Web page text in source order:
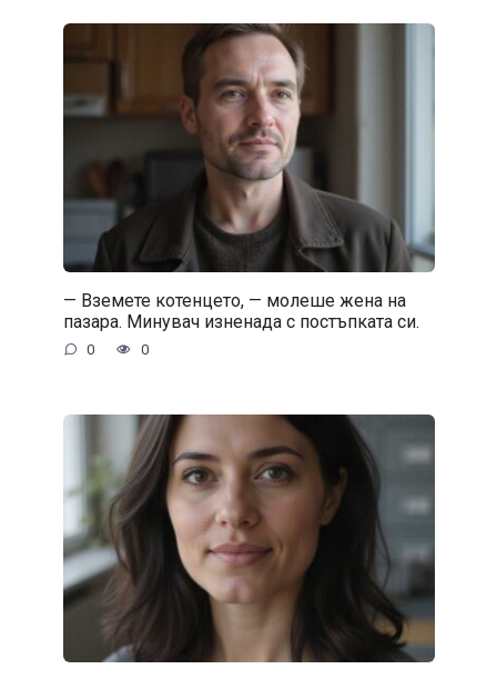
— Вземете котенцето, — молеше жена на
пазара. Минувач изненада с постъпката си.
0 0